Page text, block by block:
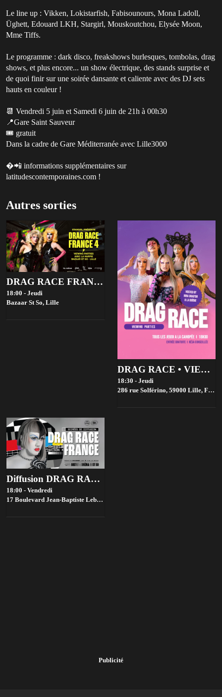
Le line up : Vikken, Lokistarfish, Fabisounours, Mona Ladoll,
Üghett, Edouard LKH, Stargirl, Mouskoutchou, Elysée Moon,
Mme Tiffs.
Le programme : dark disco, freakshows burlesques, tombolas, drag
shows, et plus encore... un show électrique, des stands surprise et
de quoi finir sur une soirée dansante et caliente avec des DJ sets
hauts en couleur !
📆 Vendredi 5 juin et Samedi 6 juin de 21h à 00h30
📍Gare Saint Sauveur
🎟 gratuit
Dans la cadre de Gare Méditerranée avec Lille3000
�📲 informations supplémentaires sur
latitudescontemporaines.com !
Autres sorties
DRAG RACE FRANCE 4 VIEWING PARTIES - BAZAAR ST SO, LILLE
18:00 - Jeudi
Bazaar St So, Lille
DRAG RACE • VIEWING PARTIES • GRATUIT
18:30 - Jeudi
286 rue Solférino, 59000 Lille, France,
Diffusion DRAG RACE FRANCE saison 4 @ Bistrot ST SO by la House of Jambon Beurre
18:00 - Vendredi
17 Boulevard Jean-Baptiste Lebas, 59000 Lille, France,
Publicité